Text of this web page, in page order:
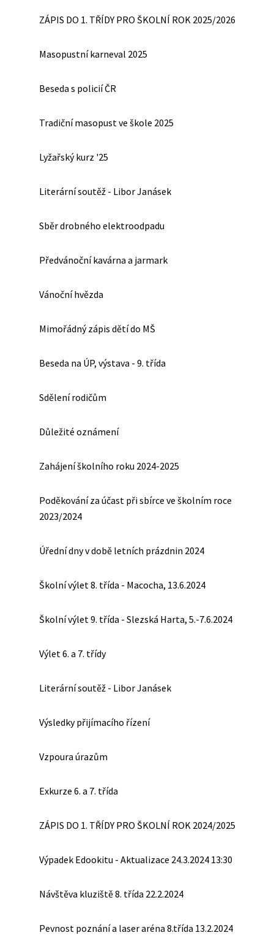
ZÁPIS DO 1. TŘÍDY PRO ŠKOLNÍ ROK 2025/2026
Masopustní karneval 2025
Beseda s policií ČR
Tradiční masopust ve škole 2025
Lyžařský kurz '25
Literární soutěž - Libor Janásek
Sběr drobného elektroodpadu
Předvánoční kavárna a jarmark
Vánoční hvězda
Mimořádný zápis dětí do MŠ
Beseda na ÚP, výstava - 9. třída
Sdělení rodičům
Důležité oznámení
Zahájení školního roku 2024-2025
Poděkování za účast při sbírce ve školním roce
2023/2024
Úřední dny v době letních prázdnin 2024
Školní výlet 8. třída - Macocha, 13.6.2024
Školní výlet 9. třída - Slezská Harta, 5.-7.6.2024
Výlet 6. a 7. třídy
Literární soutěž - Libor Janásek
Výsledky přijímacího řízení
Vzpoura úrazům
Exkurze 6. a 7. třída
ZÁPIS DO 1. TŘÍDY PRO ŠKOLNÍ ROK 2024/2025
Výpadek Edookitu - Aktualizace 24.3.2024 13:30
Návštěva kluziště 8. třída 22.2.2024
Pevnost poznání a laser aréna 8.třída 13.2.2024